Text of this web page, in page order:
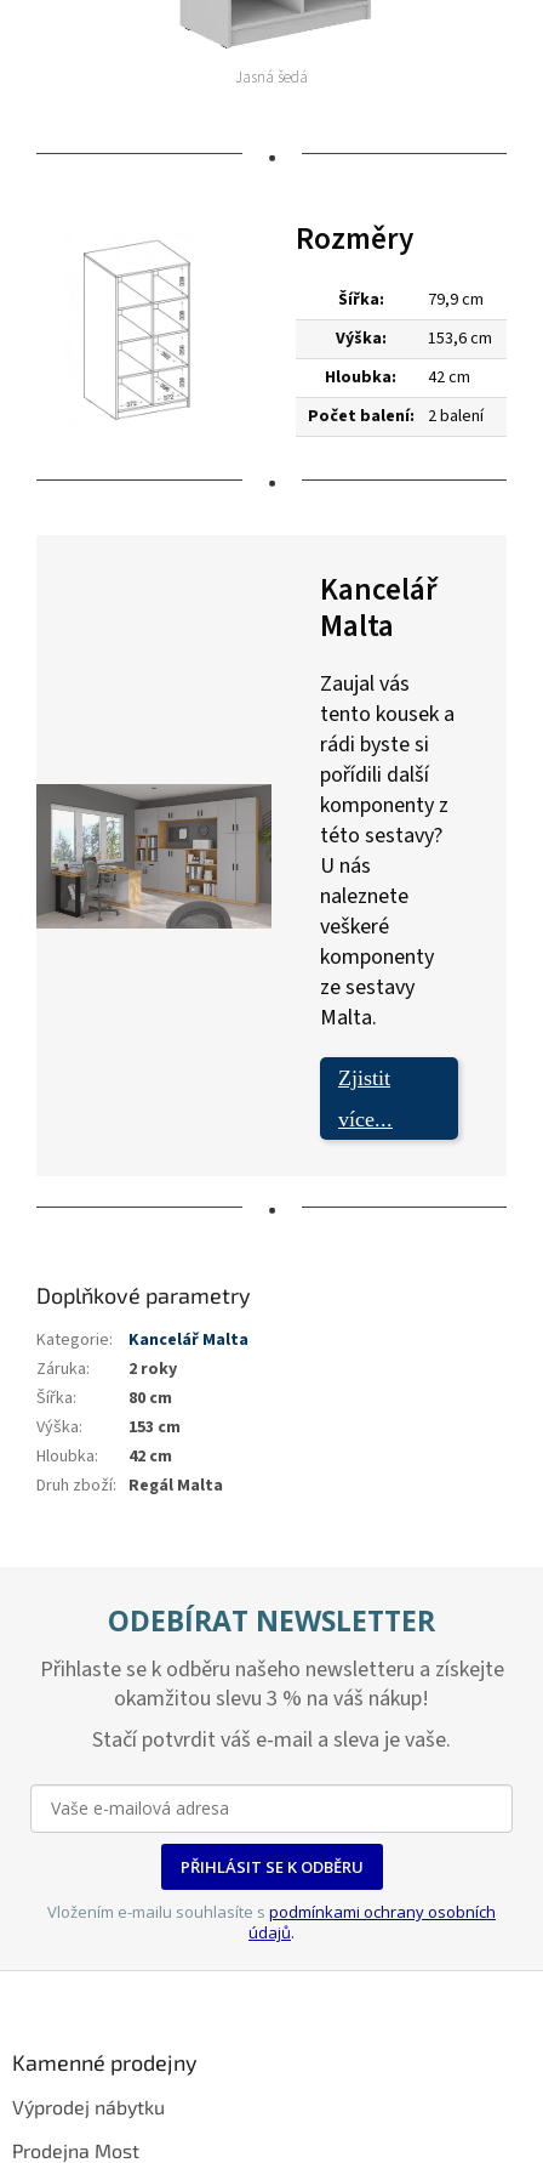
Jasná šedá
•
Rozměry
Šířka:
79,9 cm
Výška:
153,6 cm
Hloubka:
42 cm
Počet balení:
2 balení
•
Kancelář
Malta
Zaujal vás
tento kousek a
rádi byste si
pořídili další
komponenty z
této sestavy?
U nás
naleznete
veškeré
komponenty
ze sestavy
Malta.
Zjistit
více...
•
Doplňkové parametry
Kategorie:
Kancelář Malta
Záruka:
2 roky
Šířka:
80 cm
Výška:
153 cm
Hloubka:
42 cm
Druh zboží: Regál Malta
ODEBÍRAT NEWSLETTER
Přihlaste se k odběru našeho newsletteru a získejte
okamžitou slevu 3 % na váš nákup!
Stačí potvrdit váš e-mail a sleva je vaše.
PŘIHLÁSIT SE K ODBĚRU
Vložením e-mailu souhlasíte s podmínkami ochrany osobních
údajů.
Kamenné prodejny
Výprodej nábytku
Prodejna Most